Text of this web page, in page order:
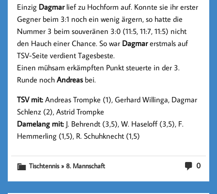
Einzig Dagmar lief zu Hochform auf. Konnte sie ihr erster
Gegner beim 3:1 noch ein wenig ärgern, so hatte die
Nummer 3 beim souveränen 3:0 (11:5, 11:7, 11:5) nicht
den Hauch einer Chance. So war Dagmarerstmals auf
TSV-Seite verdient Tagesbeste.
Einen mühsam erkämpften Punkt steuerte in der 3.
Runde nochAndreas bei.
TSV mit: Andreas Trompke (1), Gerhard Willinga, Dagmar
Schlenz (2), Astrid Trompke
Damelang mit: J. Behrendt (3,5), W. Haseloff (3,5), F.
Hemmerling (1,5), R. Schuhknecht (1,5)
0
Tischtennis » 8. Mannschaft